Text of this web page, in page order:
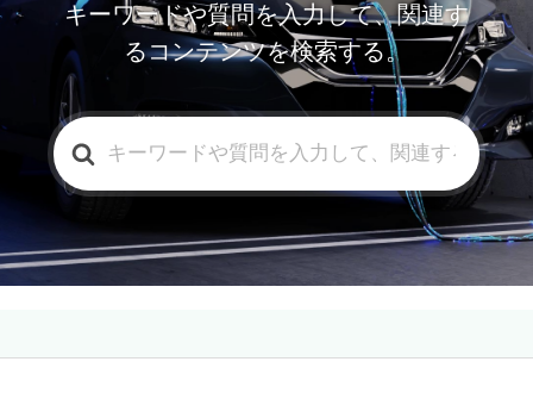
キーワードや質問を入力して、関連す
るコンテンツを検索する。
検
索